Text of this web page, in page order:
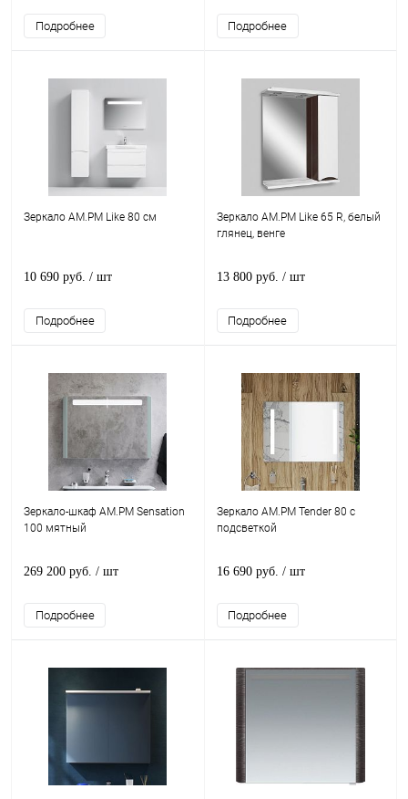
Подробнее Подробнее
Зеркало AM.PM Like 80 см
10 690 руб. / шт
Подробнее
Зеркало AM.PM Like 65 R, белый
глянец, венге
13 800 руб. / шт
Подробнее
Зеркало-шкаф AM.PM Sensation
100 мятный
269 200 руб. / шт
Подробнее
Зеркало AM.PM Tender 80 с
подсветкой
16 690 руб. / шт
Подробнее